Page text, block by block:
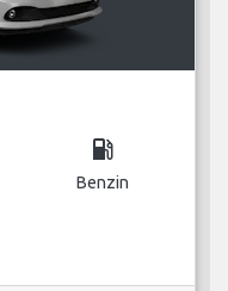
local_gas_station
Benzin